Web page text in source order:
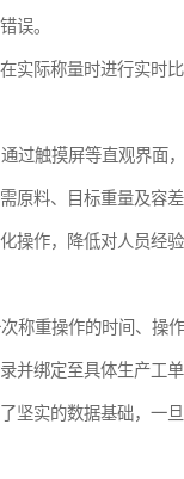
误。
实际称量时进行实时
过触摸屏等直观界面
原料、目标重量及容
操作，降低对人员经
称重操作的时间、操
并绑定至具体生产工单
坚实的数据基础，一